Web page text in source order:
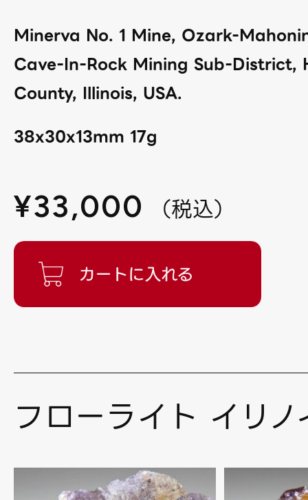
Minerva No. 1 Mine, Ozark-
Cave-In-Rock Mining Sub-District,
County, Illinois, USA.
38x30x13mm 17g
¥33,000 （税込）
フローライト イリ